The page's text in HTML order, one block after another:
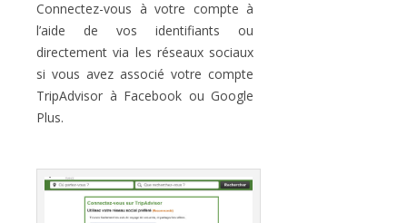
Connectez-vous à votre compte à
l’aide de vos identifiants ou
directement via les réseaux sociaux
si vous avez associé votre compte
TripAdvisor à Facebook ou Google
Plus.